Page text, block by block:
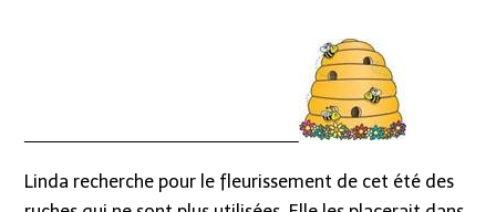
Linda recherche pour le fleurissement de cet été des